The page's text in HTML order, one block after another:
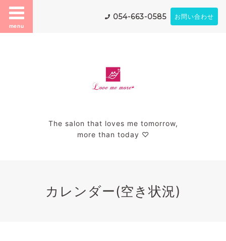
menu
054-663-0585 お問い合わせ
The salon that loves me tomorrow,
more than today ♡
カレンダー(空き状況)